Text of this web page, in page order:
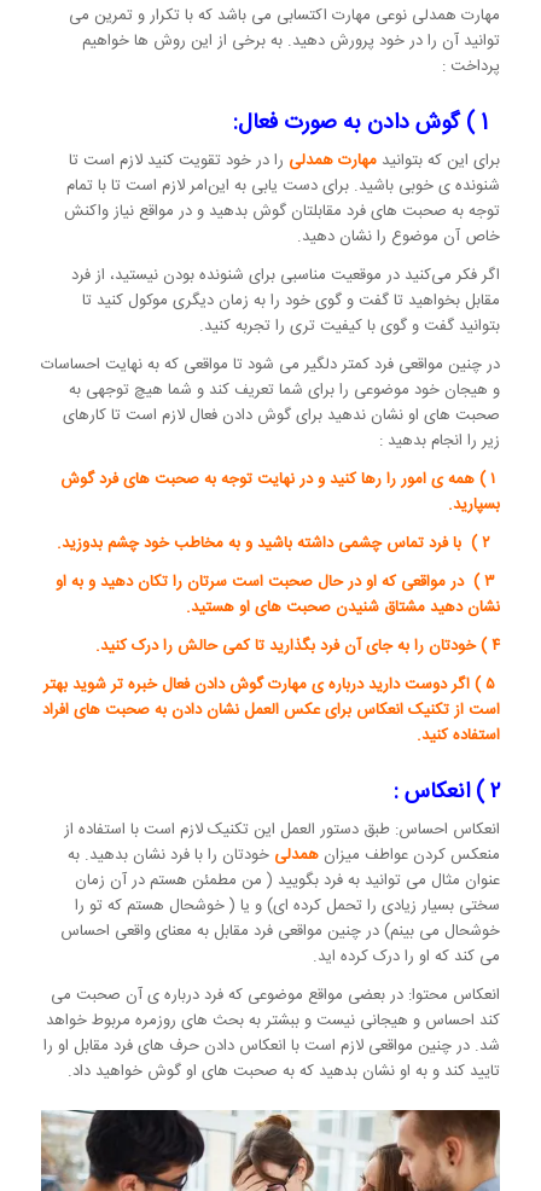
مهارت همدلی نوعی مهارت اکتسابی می باشد که با تکرار و تمرین می
توانید آن را در خود پرورش دهید. به برخی از این روش ها خواهیم
پرداخت :
برای این که بتوانید مهارت همدلی را در خود تقویت کنید لازم است تا
شنونده ی خوبی باشید. برای دست یابی به این‌امر لازم است تا با تمام
توجه به صحبت های فرد مقابلتان گوش بدهید و در مواقع نیاز واکنش
خاص آن موضوع را نشان دهید.
اگر فکر می‌کنید در موقعیت مناسبی برای شنونده بودن نیستید، از فرد
مقابل بخواهید تا گفت و گوی خود را به زمان دیگری موکول کنید تا
بتوانید گفت و گوی با کیفیت تری را تجربه کنید.
در چنین مواقعی فرد کمتر دلگیر می شود تا مواقعی که به نهایت احساسات
و هیجان خود موضوعی را برای شما تعریف کند و شما هیچ توجهی به
صحبت های او نشان ندهید برای گوش دادن فعال لازم است تا کارهای
زیر را انجام بدهید :
۱ ) همه ی امور را رها کنید و در نهایت توجه به صحبت های فرد گوش
بسپارید.
۳ ) در مواقعی که او در حال صحبت است سرتان را تکان دهید و به او
نشان دهید مشتاق شنیدن صحبت های او هستید.
۴ ) خودتان را به جای آن فرد بگذارید تا کمی حالش را درک کنید.
۵ ) اگر دوست دارید درباره ی مهارت گوش دادن فعال خبره تر شوید بهتر
است از تکنیک انعکاس برای عکس العمل نشان دادن به صحبت های افراد
استفاده کنید.
۲ ) انعکاس :
انعکاس احساس: طبق دستور العمل این تکنیک لازم است با استفاده از
منعکس کردن عواطف میزان همدلی خودتان را با فرد نشان بدهید. به
عنوان مثال می توانید به فرد بگویید ( من مطمئن هستم در آن زمان
سختی بسیار زیادی را تحمل کرده ای) و یا ( خوشحال هستم که تو را
خوشحال می بینم) در چنین مواقعی فرد مقابل به معنای واقعی احساس
می کند که او را درک کرده اید.
انعکاس محتوا: در بعضی مواقع موضوعی که فرد درباره ی آن صحبت می
کند احساس و هیجانی نیست و ببشتر به بحث های روزمره مربوط خواهد
شد. در چنین مواقعی لازم است با انعکاس دادن حرف های فرد مقابل او را
تایید کند و به او نشان بدهید که به صحبت های او گوش خواهید داد.